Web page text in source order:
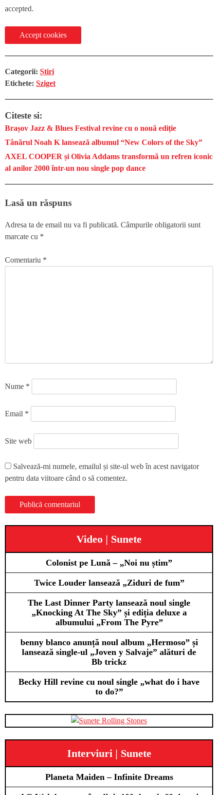
accepted.
Accept cookies
Categorii: Știri
Etichete: Sziget
Citeste si:
Brașov Jazz & Blues Festival revine cu o nouă ediție
Tânărul Noah K lansează albumul “New Colors of the Sky”
AXEL COOPER și Olivia Addams transformă un refren iconic
al anilor 2000 într-un nou single pop dance
Lasă un răspuns
Adresa ta de email nu va fi publicată. Câmpurile obligatorii sunt
marcate cu *
Comentariu *
Nume *
Email *
Site web
Salvează-mi numele, emailul și site-ul web în acest navigator
pentru data viitoare când o să comentez.
Video | Sunete
Colonist pe Lună – „Noi nu știm”
Twice Louder lansează „Ziduri de fum”
The Last Dinner Party lansează noul single
„Knocking At The Sky” și ediția deluxe a
albumului „From The Pyre”
benny blanco anunță noul album „Hermoso” și
lansează single-ul „Joven y Salvaje” alături de
Bb trickz
Becky Hill revine cu noul single „what do i have
to do?”
Interviuri | Sunete
Planeta Maiden – Infinite Dreams